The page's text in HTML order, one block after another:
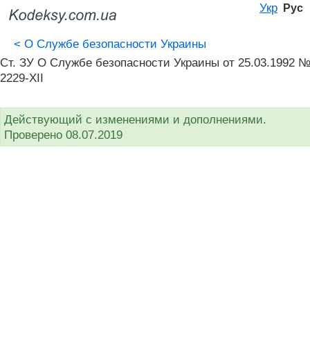
Укр Рус
< О Службе безопасности Украины
Ст. ЗУ О Службе безопасности Украины от 25.03.1992 №
2229-XII
Действующий с изменениями и дополнениями.
Проверено 08.07.2019